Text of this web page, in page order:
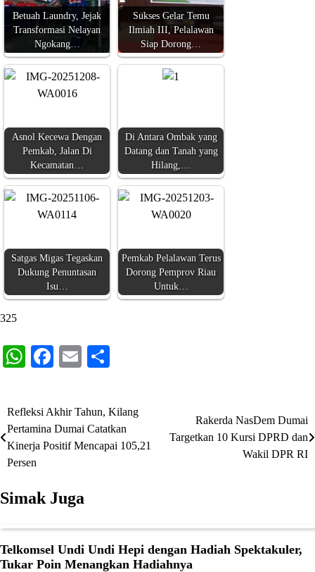
Betuah Laundry, Jejak
Transformasi Nelayan
Ngokang…
Sukses Gelar Temu
Ilmiah III, Pelalawan
Siap Dorong…
Asnol Kecewa Dengan
Pemkab, Jalan Di
Kecamatan…
Di Antara Ombak yang
Datang dan Tanah yang
Hilang,…
Satgas Migas Tegaskan
Dukung Penuntasan
Isu…
Pemkab Pelalawan Terus
Dorong Pemprov Riau
Untuk…
325
WhatsApp
Facebook
Email
Navigasi
pos
Refleksi Akhir Tahun, Kilang
Pertamina Dumai Catatkan
Kinerja Positif Mencapai 105,21
Persen
Rakerda NasDem Dumai
Targetkan 10 Kursi DPRD dan
Wakil DPR RI
Simak Juga
Telkomsel Undi Undi Hepi dengan Hadiah Spektakuler,
Tukar Poin Menangkan Hadiahnya